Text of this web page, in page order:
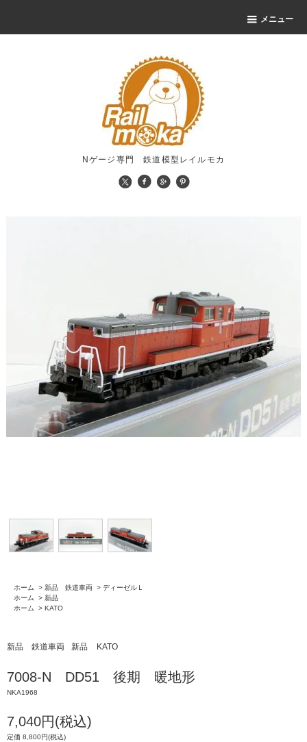
メニュー
Nゲージ専門 鉄道模型レイルモカ
ホーム > 新品 鉄道車両 > ディーゼルＬ
ホーム
> 新品
ホーム
> KATO
新品 鉄道車両 新品 KATO
7008-N DD51 後期 暖地形
NKA1968
7,040円(税込)
定価 8,800円(税込)